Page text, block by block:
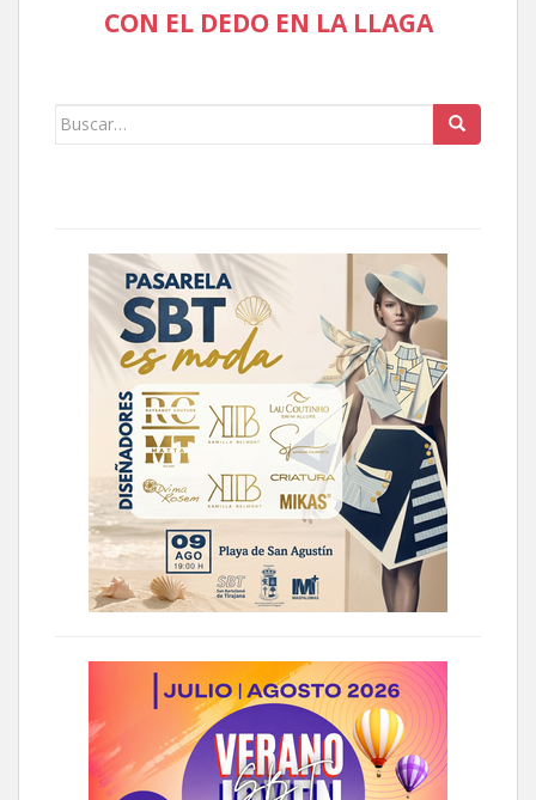
CON EL DEDO EN LA LLAGA
Buscar: